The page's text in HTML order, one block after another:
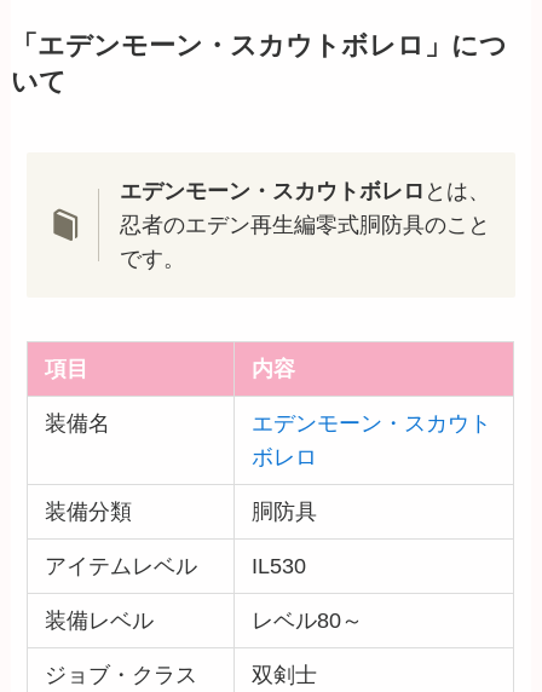
「エデンモーン・スカウトボレロ」につ
いて
エデンモーン・スカウトボレロ とは、
忍者のエデン再生編零式胴防具のこと
です。
項目 内容
装備名
エデンモーン・スカウト
ボレロ
装備分類 胴防具
アイテムレベル IL530
装備レベル レベル80～
ジョブ・クラス 双剣士